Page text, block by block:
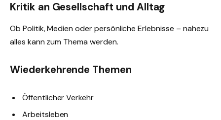
Kritik an Gesellschaft und Alltag
Ob Politik, Medien oder persönliche Erlebnisse – nahezu
alles kann zum Thema werden.
Wiederkehrende Themen
Öffentlicher Verkehr
Arbeitsleben